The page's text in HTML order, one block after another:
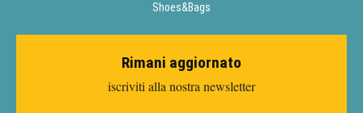
Shoes&Bags
Rimani aggiornato
iscriviti alla nostra newsletter